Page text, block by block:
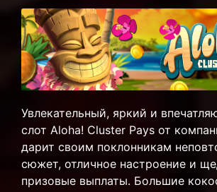
Увлекательный, яркий и
слот Aloha! Cluster Pays от
дарит своим поклонникам
сюжет, отличное настроение и
призовые выплаты. Большие